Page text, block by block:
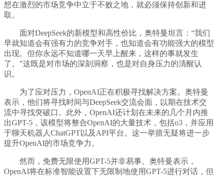
想在激烈的市场竞争中立于不败之地，就必须保持创新和进
取。
面对DeepSeek的新模型和高性价比，奥特曼坦言：“我们
早就知道会有强有力的竞争对手，也知道会有功能强大的模型
出现。但你永远不知道哪一天早上醒来，这样的事就发生
了。”这既是对市场的深刻洞察，也是对自身压力的清醒认
识。
为了应对压力，OpenAI正在积极寻找解决方案。奥特曼
表示，他们将寻找时间与DeepSeek交流会面，以期在技术交
流中寻找突破口。此外，OpenAI还计划在未来的几个月内推
出GPT-5，该模型将整合OpenAI的大量技术，包括o3，并应用
于聊天机器人ChatGPT以及API平台。这一举措无疑将进一步
提升OpenAI的市场竞争力。
然而，免费无限使用GPT-5并非易事。奥特曼表示，
OpenAI将在标准智能设置下无限制地使用GPT-5进行对话，但